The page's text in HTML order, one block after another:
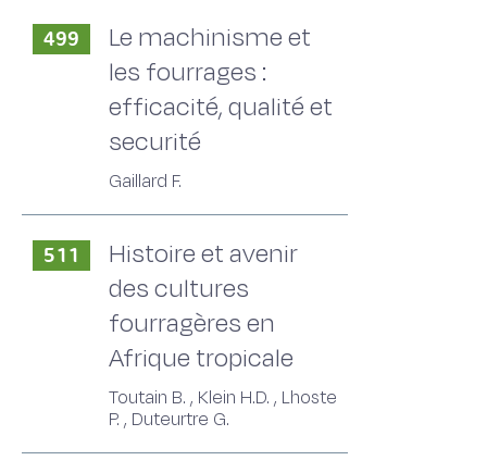
499
Le machinisme et
les fourrages :
efficacité, qualité et
securité
Gaillard F.
511
Histoire et avenir
des cultures
fourragères en
Afrique tropicale
Toutain B. , Klein H.D. , Lhoste
P. , Duteurtre G.